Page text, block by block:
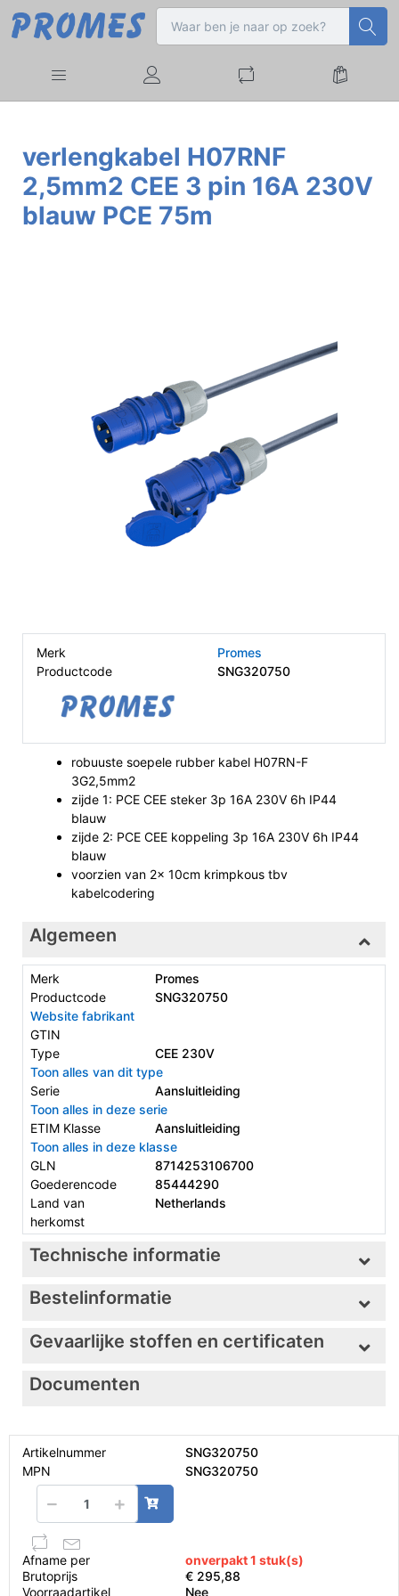
verlengkabel H07RNF
2,5mm2 CEE 3 pin 16A 230V
blauw PCE 75m
Merk
Promes
Productcode
SNG320750
robuuste soepele rubber kabel H07RN-F
3G2,5mm2
zijde 1: PCE CEE steker 3p 16A 230V 6h IP44
blauw
zijde 2: PCE CEE koppeling 3p 16A 230V 6h IP44
blauw
voorzien van 2x 10cm krimpkous tbv
kabelcodering
Algemeen
Merk
Promes
Productcode
SNG320750
Website fabrikant
GTIN
Type
CEE 230V
Toon alles van dit type
Serie
Aansluitleiding
Toon alles in deze serie
ETIM Klasse
Aansluitleiding
Toon alles in deze klasse
GLN
8714253106700
Goederencode
85444290
Land van
herkomst
Netherlands
Technische informatie
Bestelinformatie
Gevaarlijke stoffen en certificaten
Documenten
Artikelnummer
SNG320750
MPN
SNG320750
Afname per
onverpakt 1 stuk(s)
Brutoprijs
€ 295,88
Voorraadartikel
Nee